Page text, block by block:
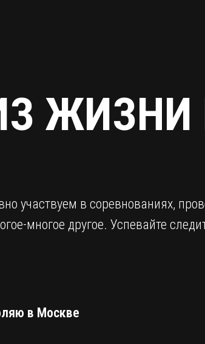
участвуем в соревнованиях,
многое другое. Успевайте
в Москве